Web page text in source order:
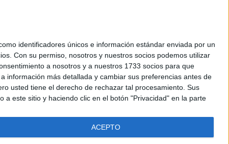
identificadores únicos e información estándar enviada por un
Con su permiso, nosotros y nuestros socios podemos utilizar
a nosotros y a nuestros 1733 socios para que
información más detallada y cambiar sus preferencias antes de
usted tiene el derecho de rechazar tal procesamiento. Sus
este sitio y haciendo clic en el botón "Privacidad" en la parte
ACEPTO
+34 91 593 2767